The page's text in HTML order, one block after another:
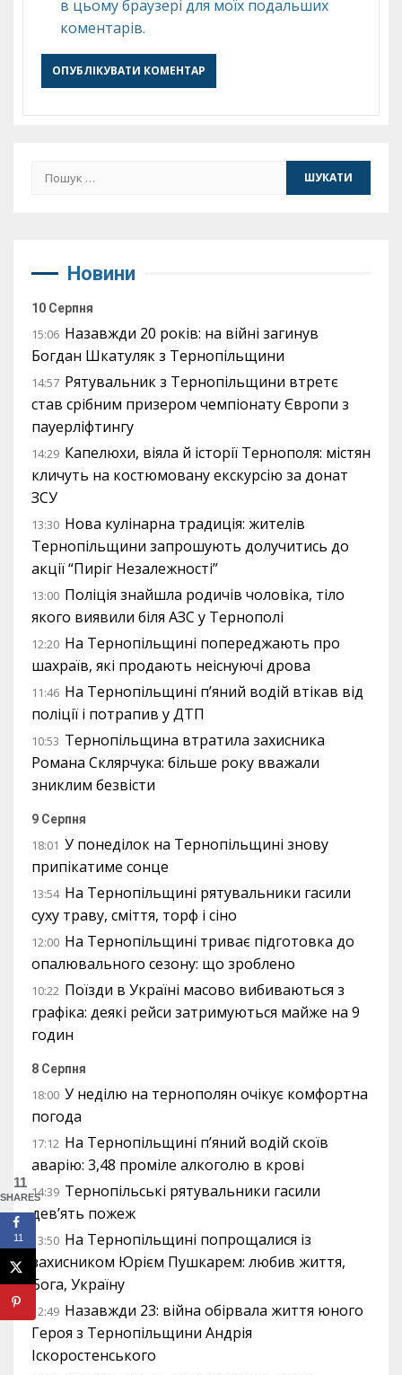
в цьому браузері для моїх подальших
коментарів.
Пошук:
Новини
10 Серпня
15:06 Назавжди 20 років: на війні загинув
Богдан Шкатуляк з Тернопільщини
14:57 Рятувальник з Тернопільщини втретє
став срібним призером чемпіонату Європи з
пауерліфтингу
14:29 Капелюхи, віяла й історії Тернополя: містян
кличуть на костюмовану екскурсію за донат
ЗСУ
13:30 Нова кулінарна традиція: жителів
Тернопільщини запрошують долучитись до
акції “Пиріг Незалежності”
13:00 Поліція знайшла родичів чоловіка, тіло
якого виявили біля АЗС у Тернополі
12:20 На Тернопільщині попереджають про
шахраїв, які продають неіснуючі дрова
11:46 На Тернопільщині п’яний водій втікав від
поліції і потрапив у ДТП
10:53 Тернопільщина втратила захисника
Романа Склярчука: більше року вважали
зниклим безвісти
9 Серпня
18:01 У понеділок на Тернопільщині знову
припікатиме сонце
13:54 На Тернопільщині рятувальники гасили
суху траву, сміття, торф і сіно
12:00 На Тернопільщині триває підготовка до
опалювального сезону: що зроблено
10:22 Поїзди в Україні масово вибиваються з
графіка: деякі рейси затримуються майже на 9
годин
8 Серпня
18:00 У неділю на тернополян очікує комфортна
погода
17:12 На Тернопільщині п’яний водій скоїв
аварію: 3,48 проміле алкоголю в крові
14:39 Тернопільські рятувальники гасили
дев’ять пожеж
13:50 На Тернопільщині попрощалися із
захисником Юрієм Пушкарем: любив життя,
Бога, Україну
12:49 Назавжди 23: війна обірвала життя юного
Героя з Тернопільщини Андрія
Іскоростенського
11
SHARES
11